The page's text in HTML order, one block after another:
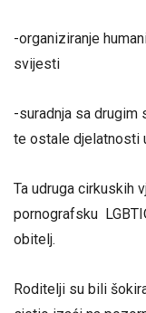
-organiziranje
svijesti
-suradnja sa drugim
te ostale djelatnosti
Ta udruga cirkuskih
pornografsku
obitelj.
Roditelji su bili